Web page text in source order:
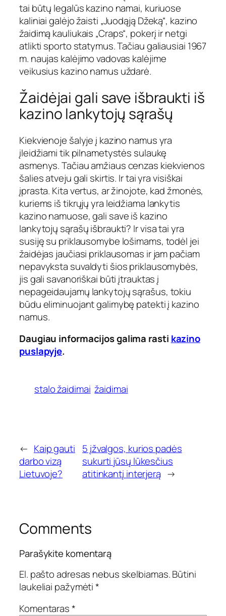
tai būtų legalūs kazino namai, kuriuose
kaliniai galėjo žaisti „Juodąją Džeką“, kazino
žaidimą kauliukais „Craps“, pokerį ir netgi
atlikti sporto statymus. Tačiau galiausiai 1967
m. naujas kalėjimo vadovas kalėjime
veikusius kazino namus uždarė.
Žaidėjai gali save išbraukti iš
kazino lankytojų sąrašų
Kiekvienoje šalyje į kazino namus yra
įleidžiami tik pilnametystės sulaukę
asmenys. Tačiau amžiaus cenzas kiekvienos
šalies atveju gali skirtis. Ir tai yra visiškai
įprasta. Kita vertus, ar žinojote, kad žmonės,
kuriems iš tikrųjų yra leidžiama lankytis
kazino namuose, gali save iš kazino
lankytojų sąrašų išbraukti? Ir visa tai yra
susiję su priklausomybe lošimams, todėl jei
žaidėjas jaučiasi priklausomas ir jam pačiam
nepavyksta suvaldyti šios priklausomybės,
jis gali savanoriškai būti įtrauktas į
nepageidaujamų lankytojų sąrašus, tokiu
būdu eliminuojant galimybę patekti į kazino
namus.
Daugiau informacijos galima rasti kazino
puslapyje.
stalo žaidimai žaidimai
← Kaip gauti
darbo vizą
Lietuvoje?
5 įžvalgos, kurios padės
sukurti jūsų lūkesčius
atitinkantį interjerą →
Comments
Parašykite komentarą
El. pašto adresas nebus skelbiamas.Būtini
laukeliai pažymėti*
Komentaras*